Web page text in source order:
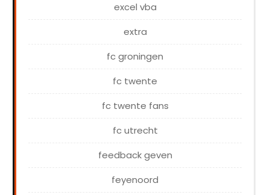
excel vba
extra
fc groningen
fc twente
fc twente fans
fc utrecht
feedback geven
feyenoord